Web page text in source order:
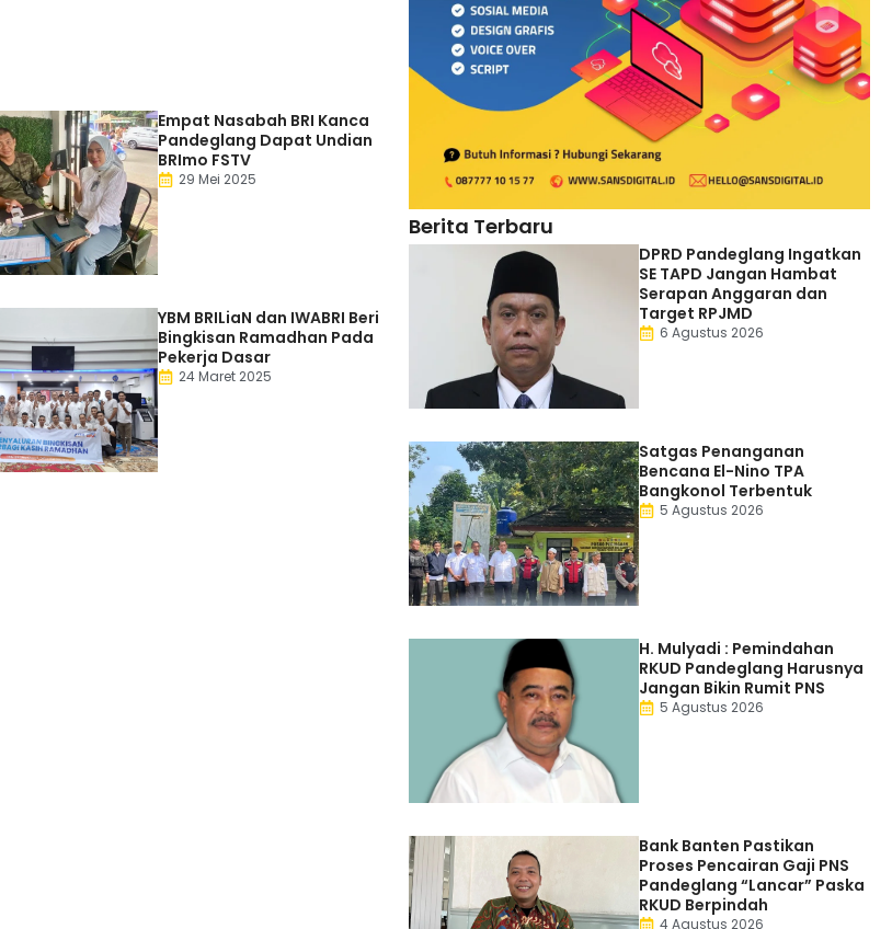
Empat Nasabah BRI Kanca
Pandeglang Dapat Undian
BRImo FSTV
29 Mei 2025
YBM BRILiaN dan IWABRI Beri
Bingkisan Ramadhan Pada
Pekerja Dasar
24 Maret 2025
Berita Terbaru
DPRD Pandeglang Ingatkan
SE TAPD Jangan Hambat
Serapan Anggaran dan
Target RPJMD
6 Agustus 2026
Satgas Penanganan
Bencana El-Nino TPA
Bangkonol Terbentuk
5 Agustus 2026
H. Mulyadi : Pemindahan
RKUD Pandeglang Harusnya
Jangan Bikin Rumit PNS
5 Agustus 2026
Bank Banten Pastikan
Proses Pencairan Gaji PNS
Pandeglang “Lancar” Paska
RKUD Berpindah
4 Agustus 2026